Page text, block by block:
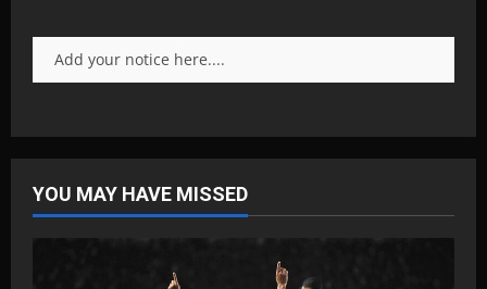
Add your notice here....
YOU MAY HAVE MISSED